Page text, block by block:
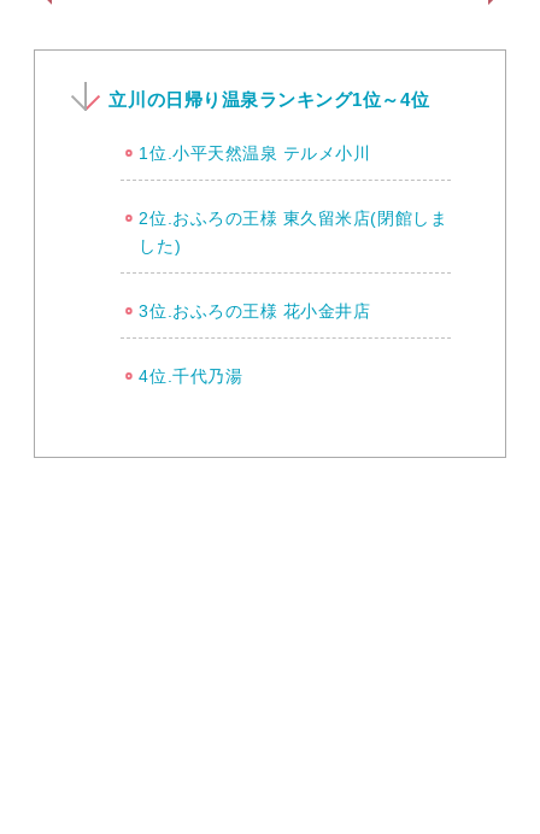
立川の日帰り温泉ランキング1位～4位
1位.小平天然温泉 テルメ小川
2位.おふろの王様 東久留米店(閉館しま
した)
3位.おふろの王様 花小金井店
4位.千代乃湯